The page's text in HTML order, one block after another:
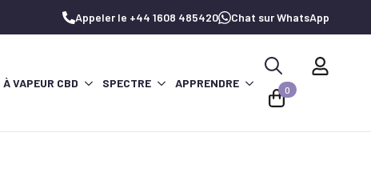
Appeler le +44 1608 485420 Chat sur WhatsApp
VAPEUR CBD SPECTRE APPRENDRE
Recherche
de
0